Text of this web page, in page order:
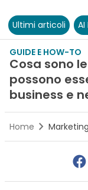
Ultimi articoli
GUIDE E HOW-TO
Cosa sono
possono
business e
Home Marketing